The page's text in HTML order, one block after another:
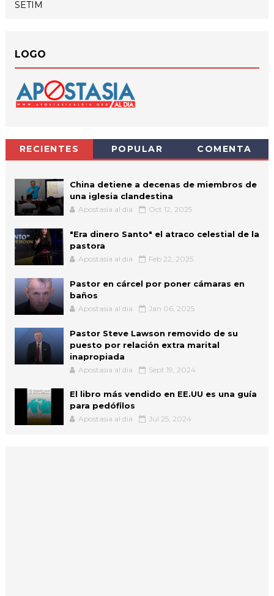
SETIM
LOGO
RECIENTES POPULAR COMENTA
China detiene a decenas de miembros de
una iglesia clandestina
Apostasia al dia Oct 12, 2025
"Era dinero Santo" el atraco celestial de la
pastora
Apostasia al dia Feb 22, 2025
Pastor en cárcel por poner cámaras en
baños
Apostasia al dia Jan 06, 2025
Pastor Steve Lawson removido de su
puesto por relación extra marital
inapropiada
Apostasia al dia Sept 19, 2024
El libro más vendido en EE.UU es una guía
para pedófilos
Apostasia al dia Jul 25, 2024